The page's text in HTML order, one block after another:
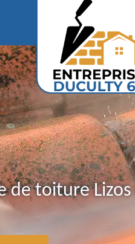
de toiture Lizos